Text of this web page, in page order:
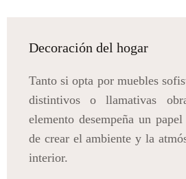
Decoración del hogar
Tanto si opta por muebles
distintivos o llamativas
elemento desempeña un
de crear el ambiente y la
interior.